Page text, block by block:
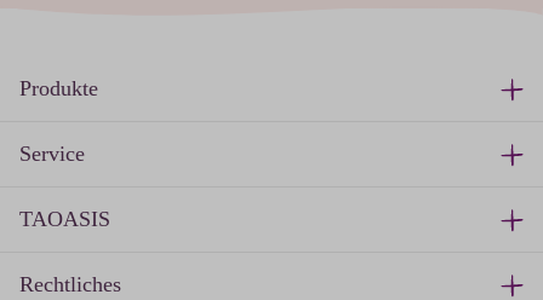
Produkte
Service
TAOASIS
Rechtliches